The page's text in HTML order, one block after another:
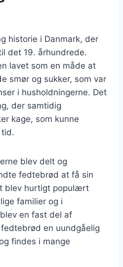
historie i Danmark, der
det 19. århundrede.
lavet som en måde at
smør og sukker, som var
i husholdningerne. Det
der samtidig
kage, som kunne
blev delt og
fedtebrød at få sin
blev hurtigt populært
familier og i
en fast del af
en uundgåelig
findes i mange